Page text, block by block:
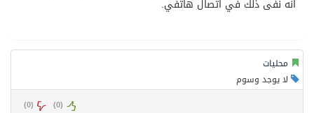
انه نفى ذلك في اتصال هاتفي.
محليات
لا يوجد وسوم
(
0
) (
0
)